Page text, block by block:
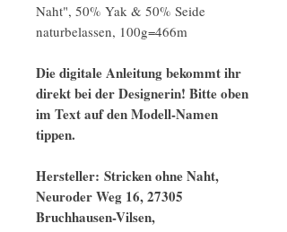
Naht", 50% Yak & 50% Seide
naturbelassen, 100g=466m
Die digitale Anleitung bekommt ihr
direkt bei der Designerin! Bitte oben
im Text auf den Modell-Namen
tippen.
Hersteller: Stricken ohne Naht,
Neuroder Weg 16, 27305
Bruchhausen-Vilsen,